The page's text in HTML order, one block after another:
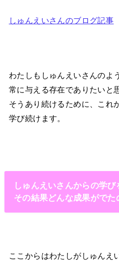
しゅんえいさんのブログ記事
わたしもしゅんえいさんのよ
常に与える存在でありたいと
そうあり続けるために、これ
学び続けます。
しゅんえいさんからの学び
その結果どんな成果がでた
ここからはわたしがしゅんえ